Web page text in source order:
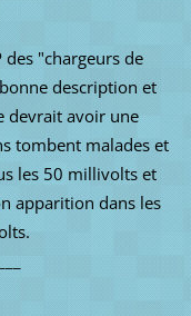
des "chargeurs de
description et
devrait avoir une
tombent malades et
les 50 millivolts et
apparition dans les